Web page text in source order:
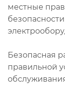
местные
Безопасная
правильной